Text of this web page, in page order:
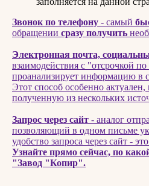
Звонок по телефону - самый
обращении сразу получить
Электронная почта,
взаимодействия с "отсрочкой
проанализирует информацию в
Этот способ особенно
полученную из нескольких
Запрос через сайт - аналог
позволяющий в одном письме
удобство запроса через сайт -
Узнайте прямо сейчас, по
"Завод "Копир".